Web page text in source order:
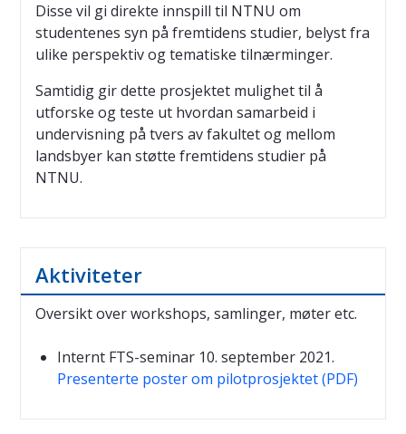
Disse vil gi direkte innspill til NTNU om
studentenes syn på fremtidens studier, belyst fra
ulike perspektiv og tematiske tilnærminger.
Samtidig gir dette prosjektet mulighet til å
utforske og teste ut hvordan samarbeid i
undervisning på tvers av fakultet og mellom
landsbyer kan støtte fremtidens studier på
NTNU.
Aktiviteter
Oversikt over workshops, samlinger, møter etc.
Internt FTS-seminar 10. september 2021.
Presenterte poster om pilotprosjektet (PDF)